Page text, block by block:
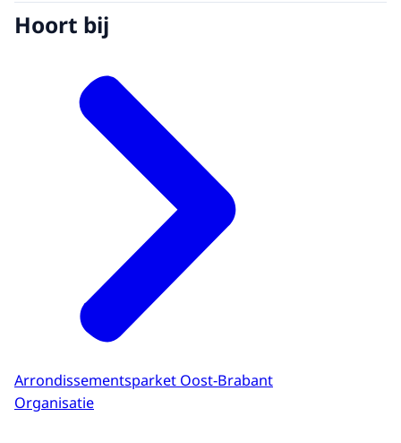
Hoort bij
Arrondissementsparket Oost-Brabant
Organisatie